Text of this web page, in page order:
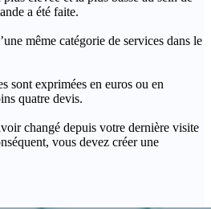
a été faite.
même catégorie de services dans le
exprimées en euros ou en
quatre devis.
changé depuis votre dernière visite
vous devez créer une